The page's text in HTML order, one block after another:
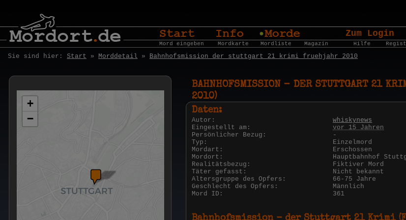
Zum Login
Mord eingeben Mordkarte Mordliste Magazin Hilfe
Sie sind hier: Start » Morddetail » Bahnhofsmission der stuttgart 21 krimi fruehjahr 2010
+
−
BAHNHOFSMISSION - DER STUTTGART 21
2010)
Daten:
Autor:
whiskynews
Eingestellt am:
vor 15 Jahren
Persönlicher Bezug:
-
Typ:
Einzelmord
Mordart:
Erschossen
Mordort:
Hauptbahnhof
Realitätsbezug:
Fiktiver Mord
Täter gefasst:
Nicht bekannt
Altersgruppe des Opfers:
66-75 Jahre
Geschlecht des Opfers:
Männlich
Mord ID:
361
Bahnhofsmission - der Stuttgart 21 Krimi